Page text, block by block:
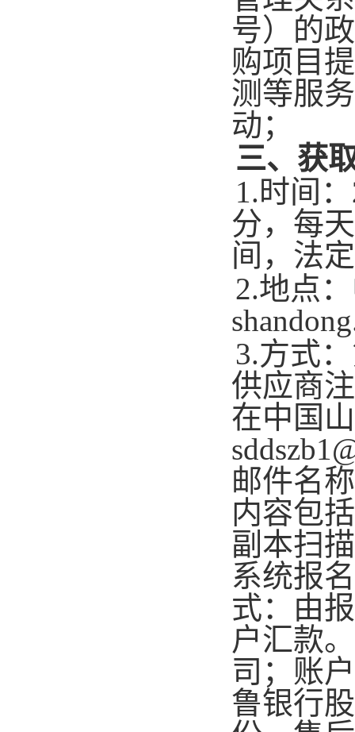
号）的
购项目
测等服
动；
三、获
1.时间
分，每
间，法
2.地点
3.方式
供应商
在中国
邮件名
内容包
副本扫
系统报
式：由
户汇款
司；账
鲁银行